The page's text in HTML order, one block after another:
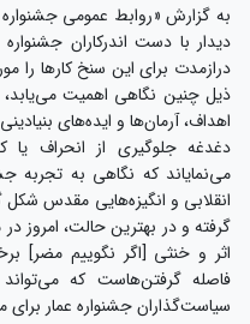
به گزارش «روابط عمومی
دیدار با دست اندرکاران
درازمدت برای این سنخ کارها را
ذیل چنین نگاهی اهمیت می‌یابد،
اهداف، آرمان‌ها و ایده‌های
دغدغه جلوگیری از انحراف
می‌نمایاند که نگاهی به تجربه
انقلابی و انگیزه‌هایی مقدس شکل
گرفته و در بهترین حالت، امروز
اثر و خنثی [اگر نگوییم مضر]
فاصله گرفتن‌هاست که می‌تواند
سیاست‌گذاران جشنواره عمار برای